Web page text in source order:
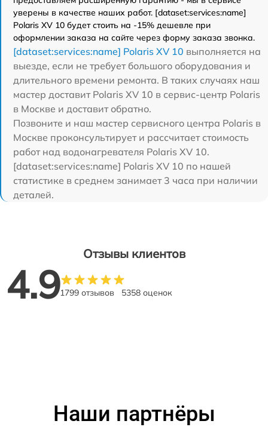
уверены в качестве наших работ. [dataset:services:name]
Polaris XV 10 будет стоить на -15% дешевле при
оформлении заказа на сайте через форму заказа звонка.
[dataset:services:name] Polaris XV 10 выполняется на
выезде, если не требует большого оборудования и
длительного времени ремонта. В таких случаях наш
мастер доставит Polaris XV 10 в сервис-центр Polaris
в Москве и доставит обратно.
Позвоните и наш мастер сервисного центра Polaris в
Москве проконсультирует и рассчитает стоимость
работ над водонагревателя Polaris XV 10.
[dataset:services:name] Polaris XV 10 по нашей
статистике в среднем занимает 3 часа при наличии
деталей.
Отзывы клиентов
4.91799 отзывов 5358 оценок
Наши партнёры